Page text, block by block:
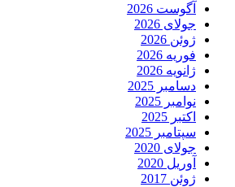
آگوست 2026
جولای 2026
ژوئن 2026
فوریه 2026
ژانویه 2026
دسامبر 2025
نوامبر 2025
اکتبر 2025
سپتامبر 2025
جولای 2020
آوریل 2020
ژوئن 2017